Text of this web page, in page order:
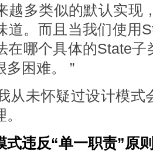
越多类似的默认实现
道。⽽且当我们使⽤
在哪个具体的State
多困难。 ”
从未怀疑过设计模式
式违反“单一职责”原